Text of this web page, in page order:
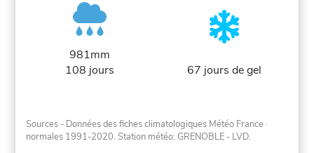
981mm
108 jours
67 jours de gel
Sources - Données des fiches climatologiques Météo France ·
normales 1991-2020. Station météo: GRENOBLE - LVD.